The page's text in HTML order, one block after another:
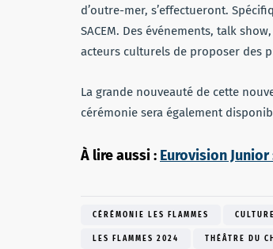
d’outre-mer, s’effectueront.
SACEM. Des événements, talk
acteurs culturels de proposer des
La grande nouveauté de cette
cérémonie sera également
À lire aussi : Eurovision
CÉRÉMONIE LES FLAMMES
LES FLAMMES 2024 THÉÂTRE DU